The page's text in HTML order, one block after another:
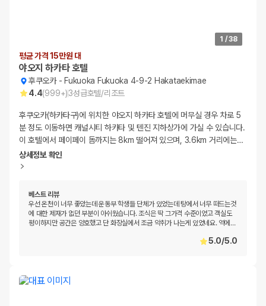
1 /38
평균 가격 15만원 대
야오지 하카타 호텔
후쿠오카- Fukuoka Fukuoka 4-9-2 Hakataekimae
4.4(999+)3성급호텔/리조트
후쿠오카(하카타구)에 위치한 야오지 하카타 호텔에 머무실 경우 차로 5
분 정도 이동하면 캐널시티 하카타 및 텐진 지하상가에 가실 수 있습니다.
이 호텔에서 페이페이 돔까지는 8km 떨어져 있으며, 3.6km 거리에는…
상세정보 확인
베스트 리뷰
우선 온천이 너무 좋았는데 운동부 학생들 단체가 있었는데 탕에서 너무 떠드는것
에 대한 제재가 없던 부분이 아쉬웠습니다. 조식은 딱 그가격 수준이었고 객실도
평이하지만 공간은 양호했고 단 화장실에서 조금 악취가 나는게 있었네요. 역에 …
5.0/5.0